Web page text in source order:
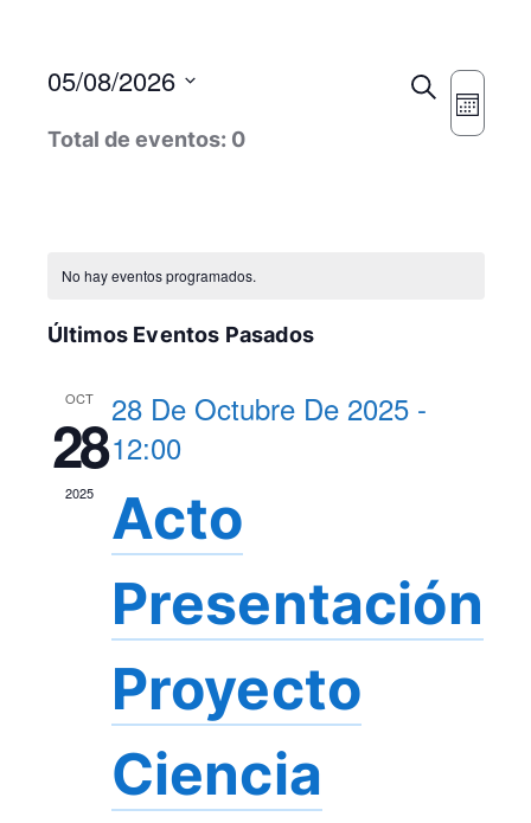
de
Buscar
Mes
05/08/2026
fecha.
Total de eventos: 0
Calendario
Eventos
No hay eventos programados.
Últimos Eventos Pasados
OCT
28
2025
28 De Octubre De 2025 -
12:00
Acto
Presentación
Proyecto
Ciencia